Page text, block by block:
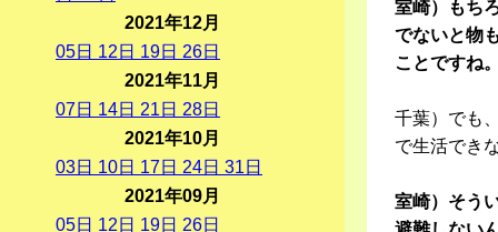
室崎）もち
でないと物
ことですね
千葉）でも
で生活でき
室崎）そう
2021年12月
05日 12 日 19日 26日
2021年11月
07日 14日 21 日 28日
2021年10月
03日 10日 17日 24日 31 日
2021年09月
05日 12 日 19日 26日